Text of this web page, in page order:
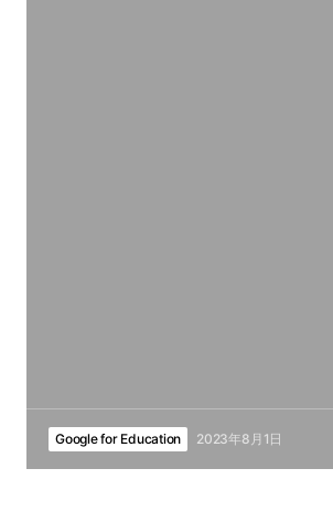
Google for Education 2023年8月1日